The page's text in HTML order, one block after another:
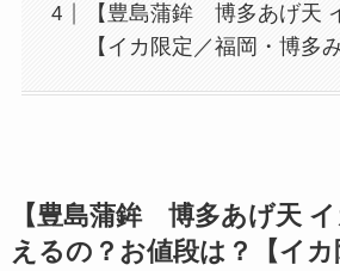
【豊島蒲鉾 博多あげ天
【イカ限定／福岡・博多
【豊島蒲鉾 博多あげ天 イ
えるの？お値段は？【イ